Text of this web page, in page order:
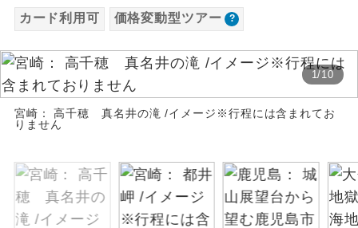
カード利用可 価格変動型ツアー
1/10
宮崎： 高千穂 真名井の滝 /イメージ※行程には含まれてお
りません
世界遺産
ユネスコに登録されている文化遺産や自
然遺産を訪ねるコースです。
絶景 絶景スポットに立ち寄るコースです。
温泉 温泉地にも宿泊するコースです。
露天風呂
す。
ご宿泊ホテルに大浴場が付いています。
お支払いについて
お支払いは、クレジットカード決済のみとな
ります。
お申し込みの最後にクレジットカード決済を
していただき、決済手続き完了をもちまし
ご予約方法について
ウェブ限定コースとなりますので、コールセ